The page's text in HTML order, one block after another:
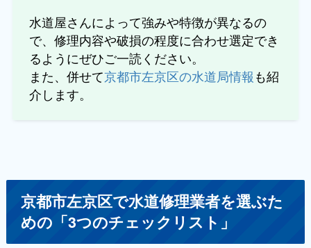
水道屋さんによって強みや特徴が異なるの
で、修理内容や破損の程度に合わせ選定でき
るようにぜひご一読ください。
また、併せて京都市左京区の水道局情報も紹
介します。
京都市左京区で水道修理業者を選ぶた
めの「3つのチェックリスト」